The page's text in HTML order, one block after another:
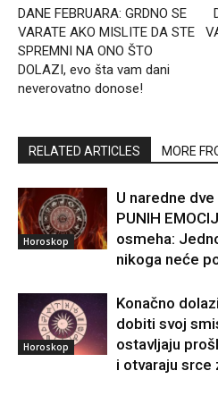
DANE FEBRUARA: GRDNO SE
VARATE AKO MISLITE DA STE
SPREMNI NA ONO ŠTO
DOLAZI, evo šta vam dani
neverovatno donose!
RELATED ARTICLES MORE
Horoskop
U naredne
PUNIH
osmeha:
nikoga neće
Horoskop
Konačno
dobiti svoj
ostavljaju
i otvaraju srce